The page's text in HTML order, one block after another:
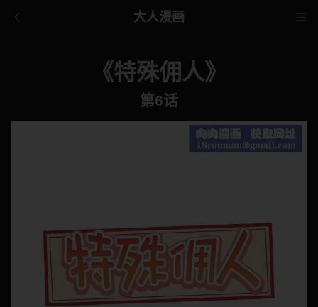
大人漫画
《特殊佣人》
第6话